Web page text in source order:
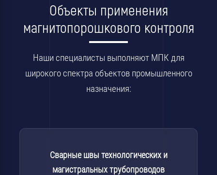
Объекты применения
магнитопорошкового контроля
Наши специалисты выполняют МПК для
широкого спектра объектов промышленного
назначения:
Сварные швы технологических и
магистральных трубопроводов